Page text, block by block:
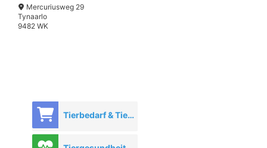
Mercuriusweg 29
Tynaarlo
9482 WK
Tierbedarf & Tierhandel